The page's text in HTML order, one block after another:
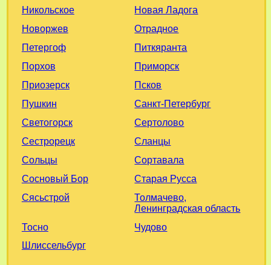
Никольское
Новая Ладога
Новоржев
Отрадное
Петергоф
Питкяранта
Порхов
Приморск
Приозерск
Псков
Пушкин
Санкт-Петербург
Светогорск
Сертолово
Сестрорецк
Сланцы
Сольцы
Сортавала
Сосновый Бор
Старая Русса
Сясьстрой
Толмачево,
Ленинградская область
Тосно
Чудово
Шлиссельбург